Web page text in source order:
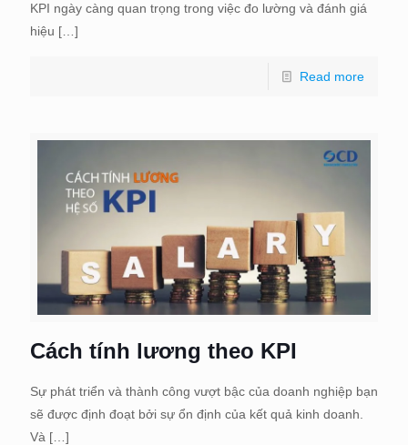
KPI ngày càng quan trọng trong việc đo lường và đánh giá
hiệu […]
Read more
Cách tính lương theo KPI
Sự phát triển và thành công vượt bậc của doanh nghiệp bạn
sẽ được định đoạt bởi sự ổn định của kết quả kinh doanh.
Và […]